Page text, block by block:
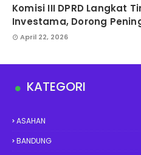
Komisi III DPRD Langkat
Investama, Dorong
April 22, 2026
KATEGORI
ASAHAN
BANDUNG